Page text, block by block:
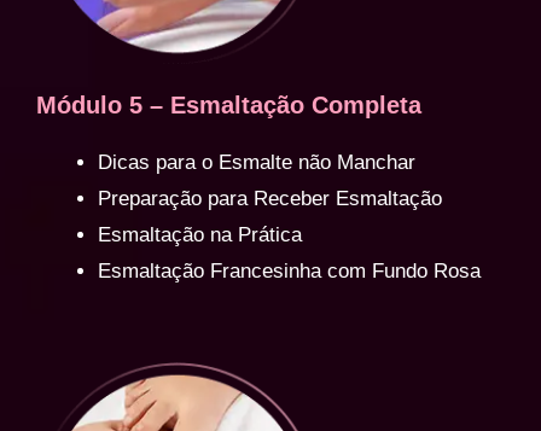
Módulo 5 – Esmaltação Completa
Dicas para o Esmalte não Manchar
Preparação para Receber Esmaltação
Esmaltação na Prática
Esmaltação Francesinha com Fundo Rosa